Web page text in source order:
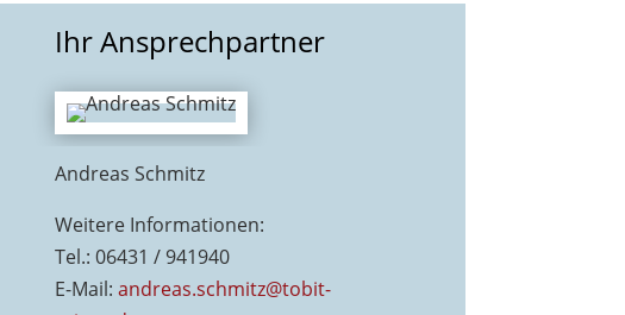
Ihr Ansprechpartner
Andreas Schmitz
Weitere Informationen:
Tel.: 06431 / 941940
E-Mail: andreas.schmitz@tobit-